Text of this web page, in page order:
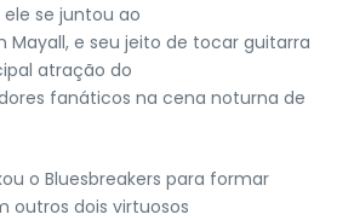
se juntou ao
Mayall, e seu jeito de tocar guitarra
atração do
fanáticos na cena noturna de
o Bluesbreakers para formar
outros dois virtuosos